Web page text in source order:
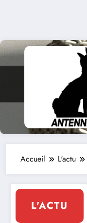
Accueil L'actu
L'ACTU
des amis de